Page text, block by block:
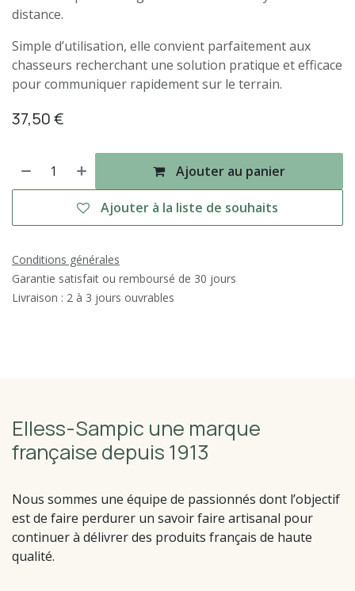
distance.
Simple d’utilisation, elle convient parfaitement aux
chasseurs recherchant une solution pratique et efficace
pour communiquer rapidement sur le terrain.
37,50€
Ajouter au panier
Ajouter à la liste de souhaits
Conditions générales
Garantie satisfait ou remboursé de 30 jours
Livraison : 2 à 3 jours ouvrables
Elless-Sampic une marque
française depuis 1913
Nous sommes une équipe de passionnés dont l’objectif
est de faire perdurer un savoir faire artisanal pour
continuer à délivrer des produits français de haute
qualité.